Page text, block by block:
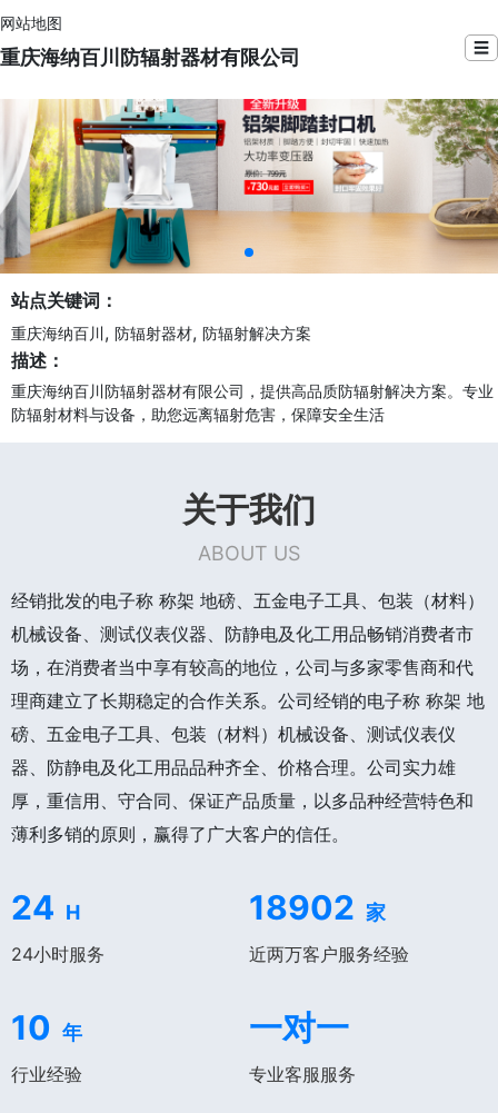
网站地图
重庆海纳百川防辐射器材有限公司 ☰
站点关键词：
重庆海纳百川, 防辐射器材, 防辐射解决方案
描述：
重庆海纳百川防辐射器材有限公司，提供高品质防辐射解决方案。专业
防辐射材料与设备，助您远离辐射危害，保障安全生活
关于我们
ABOUT US
经销批发的电子称 称架 地磅、五金电子工具、包装（材料）
机械设备、测试仪表仪器、防静电及化工用品畅销消费者市
场，在消费者当中享有较高的地位，公司与多家零售商和代
理商建立了长期稳定的合作关系。公司经销的电子称 称架 地
磅、五金电子工具、包装（材料）机械设备、测试仪表仪
器、防静电及化工用品品种齐全、价格合理。公司实力雄
厚，重信用、守合同、保证产品质量，以多品种经营特色和
薄利多销的原则，赢得了广大客户的信任。
24 H
24小时服务
18902 家
近两万客户服务经验
10 年
行业经验
一对一
专业客服服务